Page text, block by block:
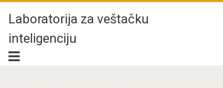
Laboratorija za veštačku
inteligenciju